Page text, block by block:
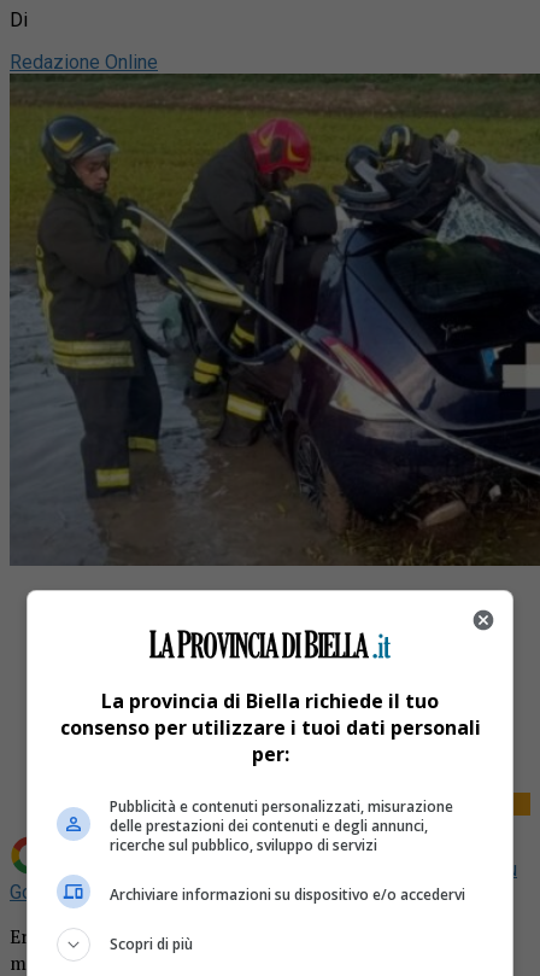
Di
Redazione Online
Share
Tweet
Aggiungi La Provincia di Biella come
Fonte preferita su
Google
Era il giugno del 2022 e a Busonengo, nel Vercellese,
morirono tre ragazzi in seguito a un incidente stradale.
La provincia di Biella richiede il tuo
consenso per utilizzare i tuoi dati personali
per:
Pubblicità e contenuti personalizzati, misurazione
delle prestazioni dei contenuti e degli annunci,
ricerche sul pubblico, sviluppo di servizi
Archiviare informazioni su dispositivo e/o accedervi
Scopri di più